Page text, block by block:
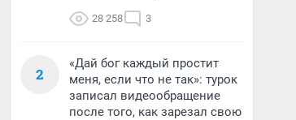
28 258 3
2
«Дай бог каждый простит
меня, если что не так»: турок
записал видеообращение
после того, как зарезал свою